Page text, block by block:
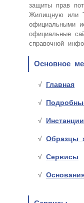
защиты прав
Жилищную или
официальными
официальные
справочной
Основное
Главная
Образцы
Сервисы